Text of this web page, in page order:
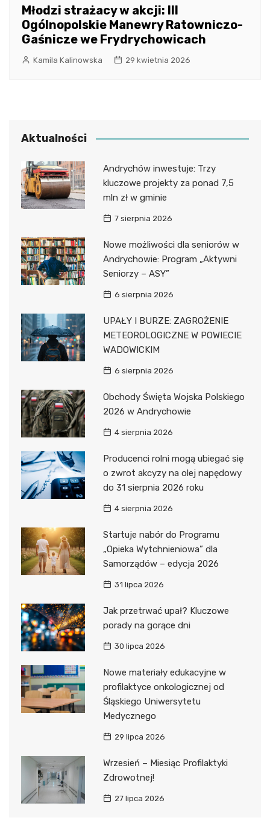
Młodzi strażacy w akcji: III
Ogólnopolskie Manewry Ratowniczo-
Gaśnicze we Frydrychowicach
Kamila Kalinowska 29 kwietnia 2026
Aktualności
Andrychów inwestuje: Trzy
kluczowe projekty za ponad 7,5
mln zł w gminie
7 sierpnia 2026
Nowe możliwości dla seniorów w
Andrychowie: Program „Aktywni
Seniorzy – ASY”
6 sierpnia 2026
UPAŁY I BURZE: ZAGROŻENIE
METEOROLOGICZNE W POWIECIE
WADOWICKIM
6 sierpnia 2026
Obchody Święta Wojska Polskiego
2026 w Andrychowie
4 sierpnia 2026
Producenci rolni mogą ubiegać się
o zwrot akcyzy na olej napędowy
do 31 sierpnia 2026 roku
4 sierpnia 2026
Startuje nabór do Programu
„Opieka Wytchnieniowa” dla
Samorządów – edycja 2026
31 lipca 2026
Jak przetrwać upał? Kluczowe
porady na gorące dni
30 lipca 2026
Nowe materiały edukacyjne w
profilaktyce onkologicznej od
Śląskiego Uniwersytetu
Medycznego
29 lipca 2026
Wrzesień – Miesiąc Profilaktyki
Zdrowotnej!
27 lipca 2026